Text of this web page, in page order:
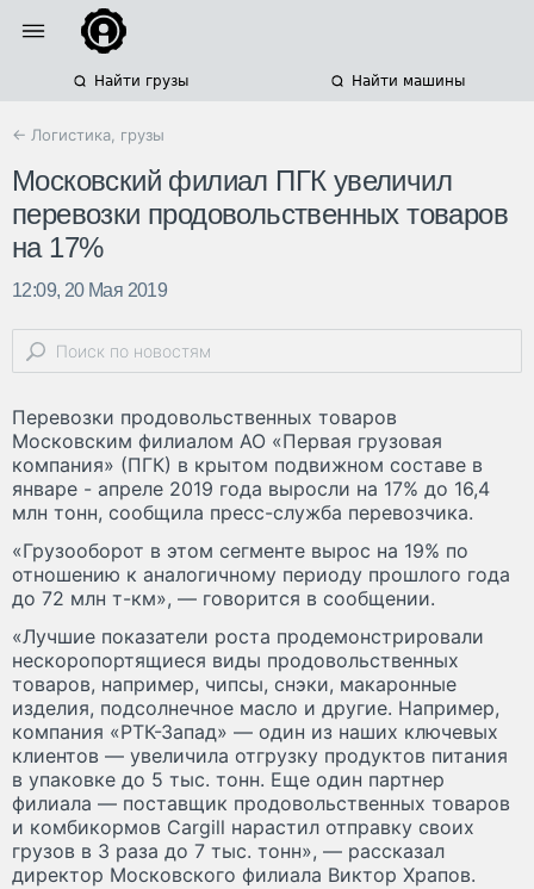
Найти грузы Найти машины
← Логистика, грузы
Московский филиал ПГК увеличил
перевозки продовольственных товаров
на 17%
12:09, 20 Мая 2019
Перевозки продовольственных товаров
Московским филиалом АО «Первая грузовая
компания» (ПГК) в крытом подвижном составе в
январе - апреле 2019 года выросли на 17% до 16,4
млн тонн, сообщила пресс-служба перевозчика.
«Грузооборот в этом сегменте вырос на 19% по
отношению к аналогичному периоду прошлого года
до 72 млн т-км», — говорится в сообщении.
«Лучшие показатели роста продемонстрировали
нескоропортящиеся виды продовольственных
товаров, например, чипсы, снэки, макаронные
изделия, подсолнечное масло и другие. Например,
компания «РТК-Запад» — один из наших ключевых
клиентов — увеличила отгрузку продуктов питания
в упаковке до 5 тыс. тонн. Еще один партнер
филиала — поставщик продовольственных товаров
и комбикормов Cargill нарастил отправку своих
грузов в 3 раза до 7 тыс. тонн», — рассказал
директор Московского филиала Виктор Храпов.